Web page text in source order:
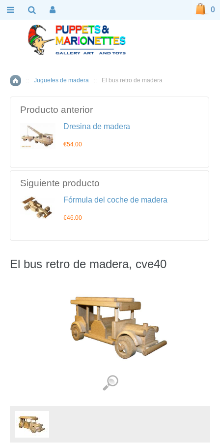
Inicio
:: Juguetes de madera :: El bus retro de madera
Producto anterior
Dresina de madera
€54.00
Siguiente producto
Fórmula del coche de madera
€46.00
El bus retro de madera, cve40
0